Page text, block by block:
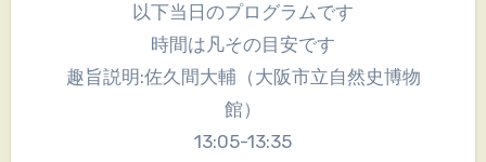
以下当日のプログラムです
時間は凡その目安です
趣旨説明:佐久間大輔（大阪市立自然史博物
館）
13:05-13:35